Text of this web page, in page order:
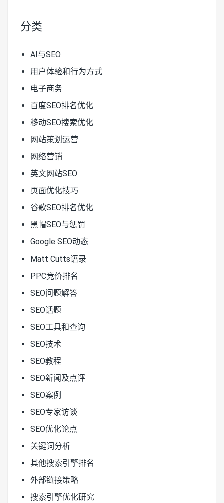
分类
AI与SEO
用户体验和行为方式
电子商务
百度SEO排名优化
移动SEO搜索优化
网站策划运营
网络营销
英文网站SEO
页面优化技巧
谷歌SEO排名优化
黑帽SEO与惩罚
Google SEO动态
Matt Cutts语录
PPC竞价排名
SEO问题解答
SEO话题
SEO工具和查询
SEO技术
SEO教程
SEO新闻及点评
SEO案例
SEO专家访谈
SEO优化论点
关键词分析
其他搜索引擎排名
外部链接策略
搜索引擎优化研究